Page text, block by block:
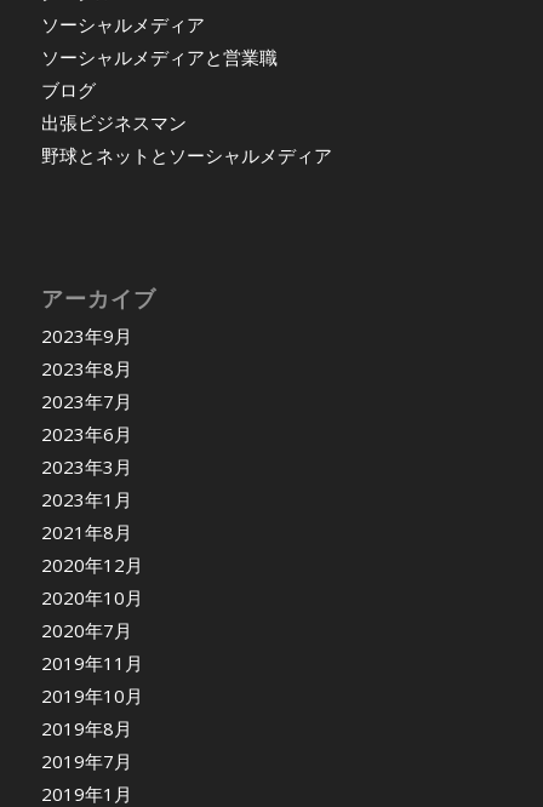
ソーシャルメディア
ソーシャルメディアと営業職
ブログ
出張ビジネスマン
野球とネットとソーシャルメディア
アーカイブ
2023年9月
2023年8月
2023年7月
2023年6月
2023年3月
2023年1月
2021年8月
2020年12月
2020年10月
2020年7月
2019年11月
2019年10月
2019年8月
2019年7月
2019年1月